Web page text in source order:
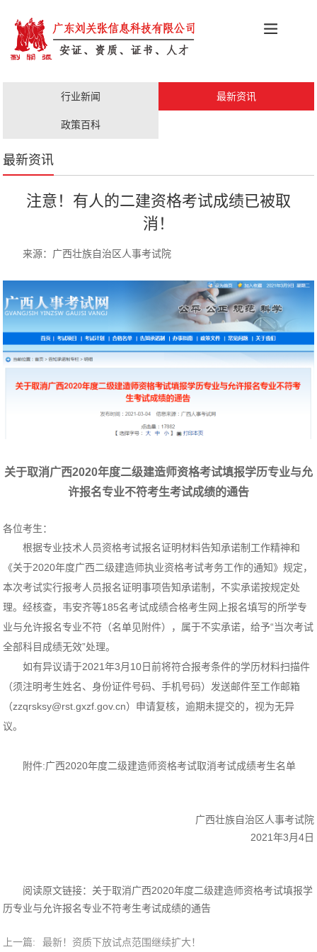
科创政策
行业新闻 最新资讯
政策百科
最新资讯
注意！有人的二建资格考试成绩已被取
消！
来源：广西壮族自治区人事考试院
关于取消广西2020年度二级建造师资格考试填报学历专业与允
许报名专业不符考生考试成绩的通告
各位考生：
根据专业技术人员资格考试报名证明材料告知承诺制工作精神和
《关于2020年度广西二级建造师执业资格考试考务工作的通知》规定，
本次考试实行报考人员报名证明事项告知承诺制，不实承诺按规定处
理。经核查，韦安齐等185名考试成绩合格考生网上报名填写的所学专
业与允许报名专业不符（名单见附件），属于不实承诺，给予“当次考试
全部科目成绩无效”处理。
如有异议请于2021年3月10日前将符合报考条件的学历材料扫描件
（须注明考生姓名、身份证件号码、手机号码）发送邮件至工作邮箱
（zzqrsksy@rst.gxzf.gov.cn）申请复核，逾期未提交的，视为无异
议。
附件:广西2020年度二级建造师资格考试取消考试成绩考生名单
广西壮族自治区人事考试院
2021年3月4日
阅读原文链接： 关于取消广西2020年度二级建造师资格考试填报学
历专业与允许报名专业不符考生考试成绩的通告
上一篇: 最新！资质下放试点范围继续扩大！